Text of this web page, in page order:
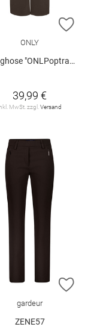
HINZUFÜGEN
ZUR
ONLY
"ONLPoptrash"
39,99 €
MwSt. zzgl. Versand
HINZUFÜGEN
ZUR
gardeur
ZENE57